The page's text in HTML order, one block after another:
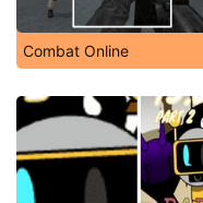
Combat Online